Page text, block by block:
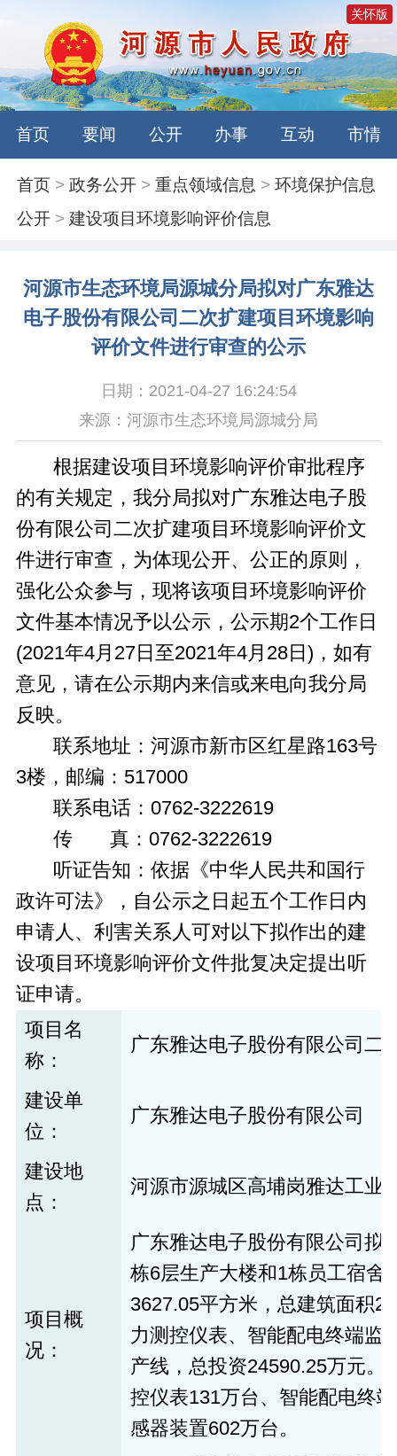
关怀版
首页 要闻 公开 办事 互动 市情
首页 >政务公开 >重点领域信息 >环境保护信息
公开 >建设项目环境影响评价信息
河源市生态环境局源城分局拟对广东雅达
电子股份有限公司二次扩建项目环境影响
评价文件进行审查的公示
日期：2021-04-27 16:24:54
来源：河源市生态环境局源城分局
根据建设项目环境影响评价审批程序
的有关规定，我分局拟对广东雅达电子股
份有限公司二次扩建项目环境影响评价文
件进行审查，为体现公开、公正的原则，
强化公众参与，现将该项目环境影响评价
文件基本情况予以公示，公示期2个工作日
(2021年4月27日至2021年4月28日)，如有
意见，请在公示期内来信或来电向我分局
反映。
联系地址：河源市新市区红星路163号
3楼，邮编：517000
联系电话：0762-3222619
传 真：0762-3222619
听证告知：依据《中华人民共和国行
政许可法》，自公示之日起五个工作日内
申请人、利害关系人可对以下拟作出的建
设项目环境影响评价文件批复决定提出听
证申请。
项目名
称：
广东雅达电子股份有限公司二
建设单
位：
广东雅达电子股份有限公司
建设地
点：
河源市源城区高埔岗雅达工业
项目概
况：
广东雅达电子股份有限公司拟
栋6层生产大楼和1栋员工宿舍
3627.05平方米，总建筑面积
力测控仪表、智能配电终端监
产线，总投资24590.25万元。
控仪表131万台、智能配电终
感器装置602万台。